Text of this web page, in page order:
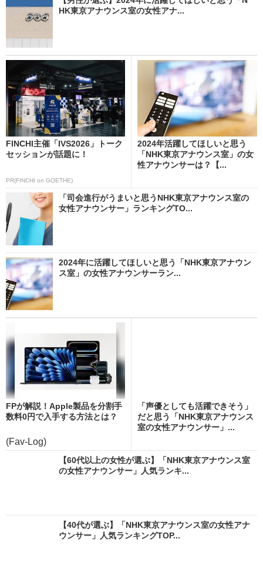
HK東京アナウンス室の女性アナ...
FINCHI主催「IVS2026」トーク
セッションが話題に！
PR(FINCHI on GOETHE)
2024年活躍してほしいと思う
「NHK東京アナウンス室」の女
性アナウンサーは？【...
「司会進行がうまいと思うNHK東京アナウンス室の
女性アナウンサー」ランキングTO...
2024年に活躍してほしいと思う「NHK東京アナウン
ス室」の女性アナウンサーラン...
FPが解説！Apple製品を分割手
数料0円で入手する方法とは？
(Fav-Log)
「声優としても活躍できそう」
だと思う「NHK東京アナウンス
室の女性アナウンサー」...
【60代以上の女性が選ぶ】「NHK東京アナウンス室
の女性アナウンサー」人気ランキ...
【40代が選ぶ】「NHK東京アナウンス室の女性アナ
ウンサー」人気ランキングTOP...